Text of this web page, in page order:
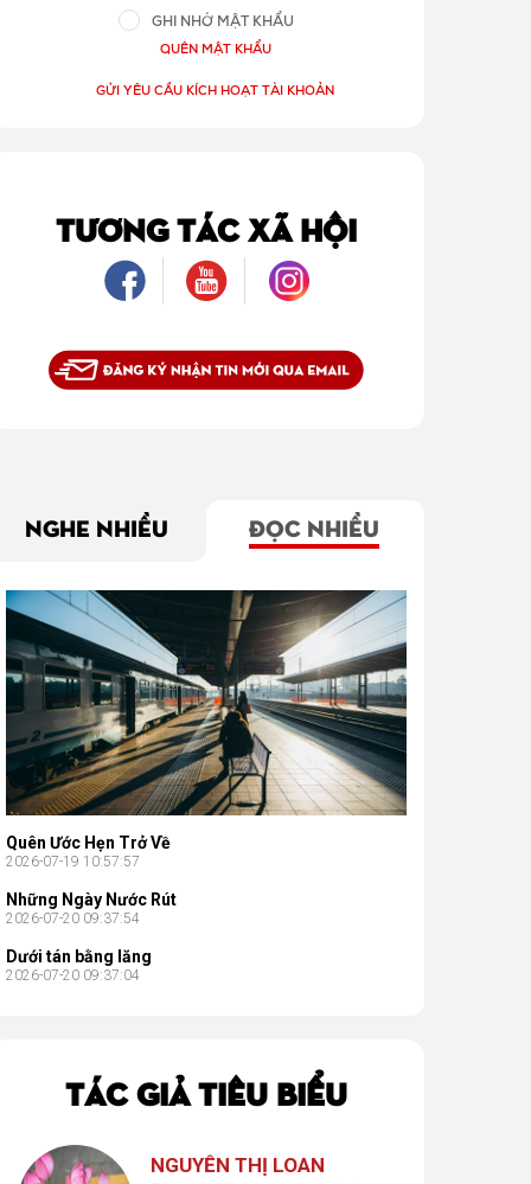
GHI NHỚ MẬT KHẨU
QUÊN MẬT KHẨU
GỬI YÊU CẦU KÍCH HOẠT TÀI KHOẢN
TƯƠNG TÁC XÃ HỘI
NGHE NHIỀU ĐỌC NHIỀU
Quên Ước Hẹn Trở Về
2026-07-19 10:57:57
Những Ngày Nước Rút
2026-07-20 09:37:54
Dưới tán bằng lăng
2026-07-20 09:37:04
TÁC GIẢ TIÊU BIỂU
NGUYỄN THỊ LOAN